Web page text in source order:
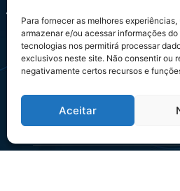
Para fornecer as melhores
armazenar e/ou acessar informações
tecnologias nos permitirá processar
exclusivos neste site. Não consentir ou
negativamente certos recursos e
Aceitar
Posso ajudar?